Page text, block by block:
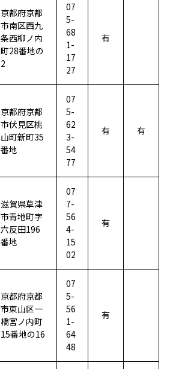
京都府京都
市南区西九
条西柳ノ内
町28番地の
2
07
5-
68
1-
17
27
有
京都府京都
市伏見区桃
山町新町35
番地
07
5-
62
3-
54
77
有 有
滋賀県草津
市青地町字
六反田196
番地
07
7-
56
4-
15
02
有
京都府京都
市東山区一
橋宮ノ内町
15番地の16
07
5-
56
1-
64
48
有